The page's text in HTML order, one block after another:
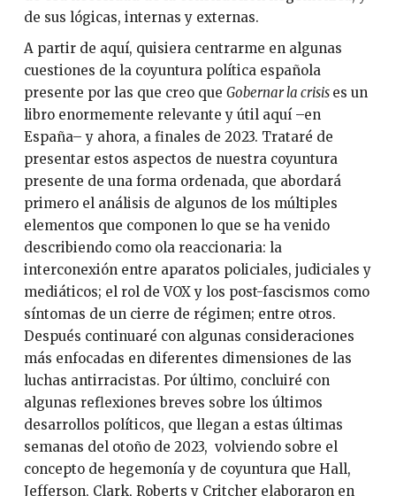
de sus lógicas, internas y externas.
A partir de aquí, quisiera centrarme en algunas
cuestiones de la coyuntura política española
presente por las que creo que Gobernar la crisis es un
libro enormemente relevante y útil aquí –en
España– y ahora, a finales de 2023. Trataré de
presentar estos aspectos de nuestra coyuntura
presente de una forma ordenada, que abordará
primero el análisis de algunos de los múltiples
elementos que componen lo que se ha venido
describiendo como ola reaccionaria: la
interconexión entre aparatos policiales, judiciales y
mediáticos; el rol de VOX y los post-fascismos como
síntomas de un cierre de régimen; entre otros.
Después continuaré con algunas consideraciones
más enfocadas en diferentes dimensiones de las
luchas antirracistas. Por último, concluiré con
algunas reflexiones breves sobre los últimos
desarrollos políticos, que llegan a estas últimas
semanas del otoño de 2023, volviendo sobre el
concepto de hegemonía y de coyuntura que Hall,
Jefferson, Clark, Roberts y Critcher elaboraron en